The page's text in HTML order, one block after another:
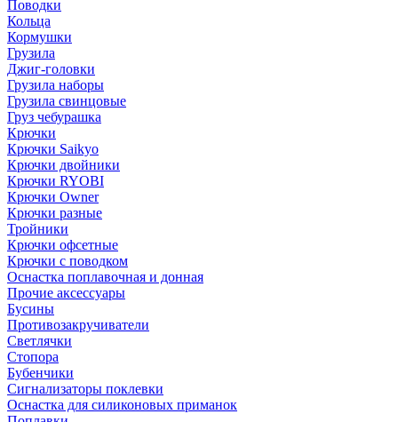
Поводки
Кольца
Кормушки
Грузила
Джиг-головки
Грузила наборы
Грузила свинцовые
Груз чебурашка
Крючки
Крючки Saikyo
Крючки двойники
Крючки RYOBI
Крючки Owner
Крючки разные
Тройники
Крючки офсетные
Крючки с поводком
Оснастка поплавочная и донная
Прочие аксессуары
Бусины
Противозакручиватели
Светлячки
Стопора
Бубенчики
Сигнализаторы поклевки
Оснастка для силиконовых приманок